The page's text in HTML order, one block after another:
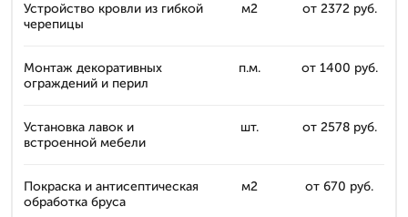
Устройство кровли из гибкой
черепицы
м2 от 2372 руб.
Монтаж декоративных
ограждений и перил
п.м. от 1400 руб.
Установка лавок и
встроенной мебели
шт. от 2578 руб.
Покраска и антисептическая
обработка бруса
м2 от 670 руб.